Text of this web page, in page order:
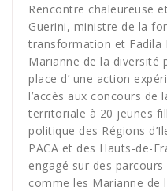
Rencontre chaleureuse
Guerini, ministre de la
transformation et Fadila
Marianne de la diversité
place d’ une action
l’accès aux concours de
territoriale à 20 jeunes
politique des Régions
PACA et des Hauts-de-
engagé sur des
comme les Marianne de